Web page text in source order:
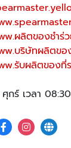
ผลิตของชำร่
บริษัทผลิตขอ
รับผลิตของที่
กร์ เวลา